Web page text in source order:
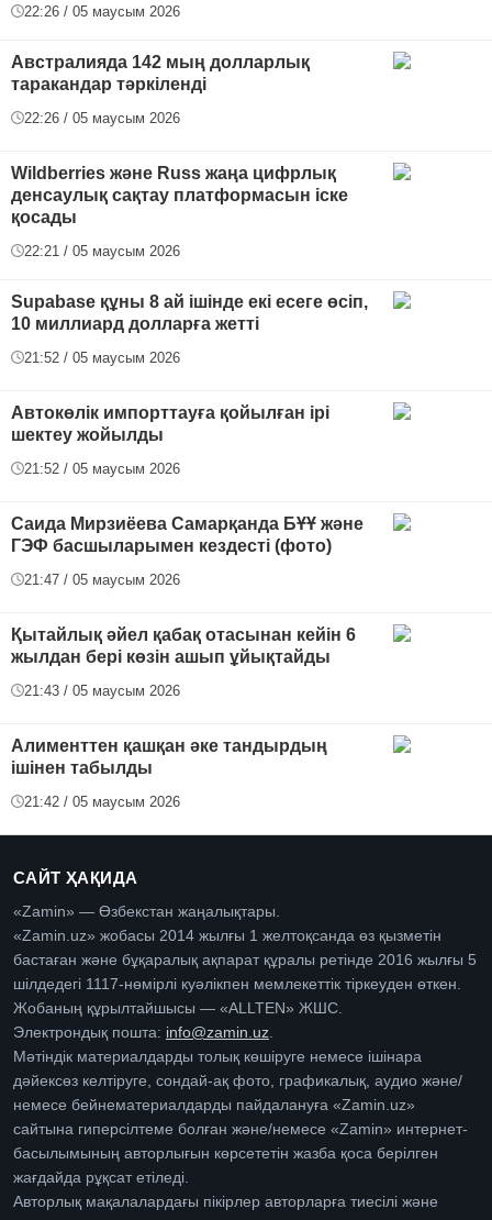
22:26 / 05 маусым 2026
Австралияда 142 мың долларлық
таракандар тәркіленді
22:26 / 05 маусым 2026
Wildberries және Russ жаңа цифрлық
денсаулық сақтау платформасын іске
қосады
22:21 / 05 маусым 2026
Supabase құны 8 ай ішінде екі есеге өсіп,
10 миллиард долларға жетті
21:52 / 05 маусым 2026
Автокөлік импорттауға қойылған ірі
шектеу жойылды
21:52 / 05 маусым 2026
Саида Мирзиёева Самарқанда БҰҰ және
ГЭФ басшыларымен кездесті (фото)
21:47 / 05 маусым 2026
Қытайлық әйел қабақ отасынан кейін 6
жылдан бері көзін ашып ұйықтайды
21:43 / 05 маусым 2026
Алименттен қашқан әке тандырдың
ішінен табылды
21:42 / 05 маусым 2026
САЙТ ҲАҚИДА
«Zamin» — Өзбекстан жаңалықтары.
«Zamin.uz» жобасы 2014 жылғы 1 желтоқсанда өз қызметін
бастаған және бұқаралық ақпарат құралы ретінде 2016 жылғы 5
шілдедегі 1117-нөмірлі куәлікпен мемлекеттік тіркеуден өткен.
Жобаның құрылтайшысы — «ALLTEN» ЖШС.
Электрондық пошта: info@zamin.uz
Мәтіндік материалдарды толық көшіруге немесе ішінара
дәйексөз келтіруге, сондай-ақ фото, графикалық, аудио және/
немесе бейнематериалдарды пайдалануға «Zamin.uz»
сайтына гиперсілтеме болған және/немесе «Zamin» интернет-
басылымының авторлығын көрсететін жазба қоса берілген
жағдайда рұқсат етіледі.
Авторлық мақалалардағы пікірлер авторларға тиесілі және